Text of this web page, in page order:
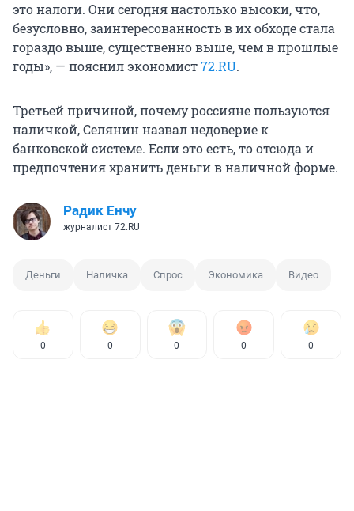
это налоги. Они сегодня настолько высоки, что,
безусловно, заинтересованность в их обходе стала
гораздо выше, существенно выше, чем в прошлые
годы», — пояснил экономист72.RU.
Третьей причиной, почему россияне пользуются
наличкой, Селянин назвал недоверие к
банковской системе. Если это есть, то отсюда и
предпочтения хранить деньги в наличной форме.
Радик Енчу
журналист 72.RU
Деньги Наличка Спрос Экономика Видео
0 0 0 0 0